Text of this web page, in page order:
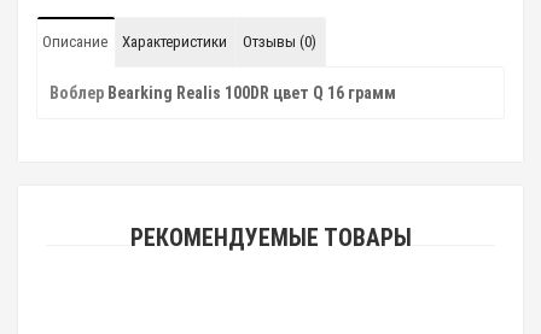
Описание Характеристики Отзывы (0)
Воблер Bearking Realis 100DR цвет Q 16 грамм
РЕКОМЕНДУЕМЫЕ ТОВАРЫ